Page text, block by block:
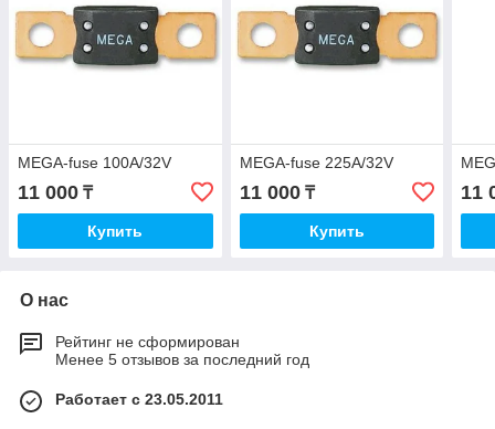
MEGA-fuse 100A/32V
11 000 ₸
Купить
MEGA-fuse 225A/32V
11 000₸
Купить
11
О нас
Рейтинг не сформирован
Менее 5 отзывов за последний год
Работает с 23.05.2011